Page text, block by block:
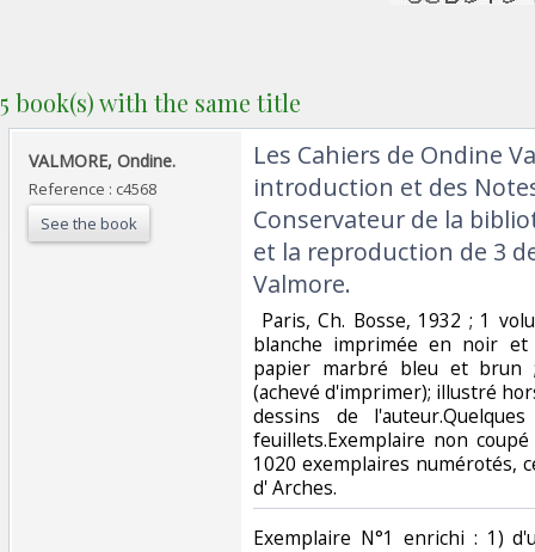
5 book(s) with the same title
‎VALMORE, Ondine.‎
Reference : c4568
See the book
‎Les Cahiers de Ondine
introduction et des
Conservateur de la
et la reproduction de 3
Valmore.‎
Paris, Ch. Bosse, 1932 ; 1
blanche imprimée en noir
papier marbré bleu et brun ;
(achevé d'imprimer); illustré
dessins de
feuillets.Exemplaire non
1020 exemplaires numérotés,
d' Arches.‎
‎Exemplaire N°1 enrichi : 1)